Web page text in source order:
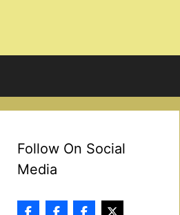
Follow On Social
Media